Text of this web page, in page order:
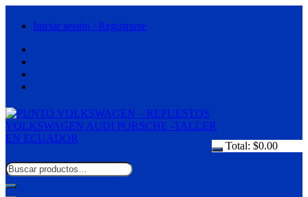
Iniciar sesión / Registrarse
Total: $0.00